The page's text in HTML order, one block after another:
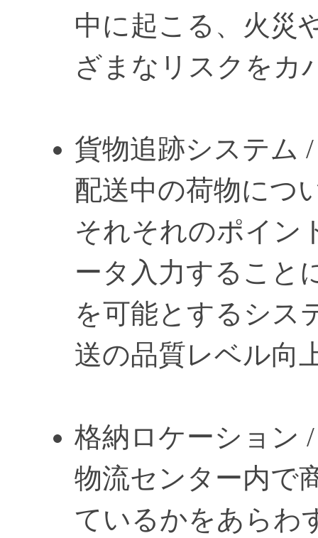
中に起こる、火災
ざまなリスクをカ
貨物追跡システム /
配送中の荷物につ
それそれのポイン
ータ入力すること
を可能とするシス
送の品質レベル向
格納ロケーション /
物流センター内で
ているかをあらわ